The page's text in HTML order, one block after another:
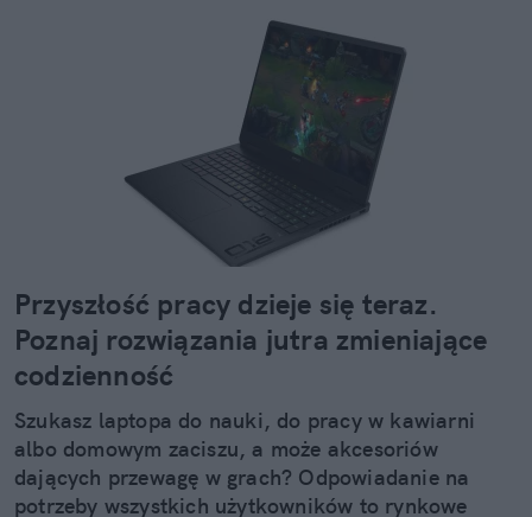
Przyszłość pracy dzieje się teraz.
Poznaj rozwiązania jutra zmieniające
codzienność
Szukasz laptopa do nauki, do pracy w kawiarni
albo domowym zaciszu, a może akcesoriów
dających przewagę w grach? Odpowiadanie na
potrzeby wszystkich użytkowników to rynkowe